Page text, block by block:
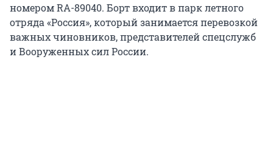
номером RA-89040. Борт входит в парк летного
отряда «Россия», который занимается перевозкой
важных чиновников, представителей спецслужб
и Вооруженных сил России.